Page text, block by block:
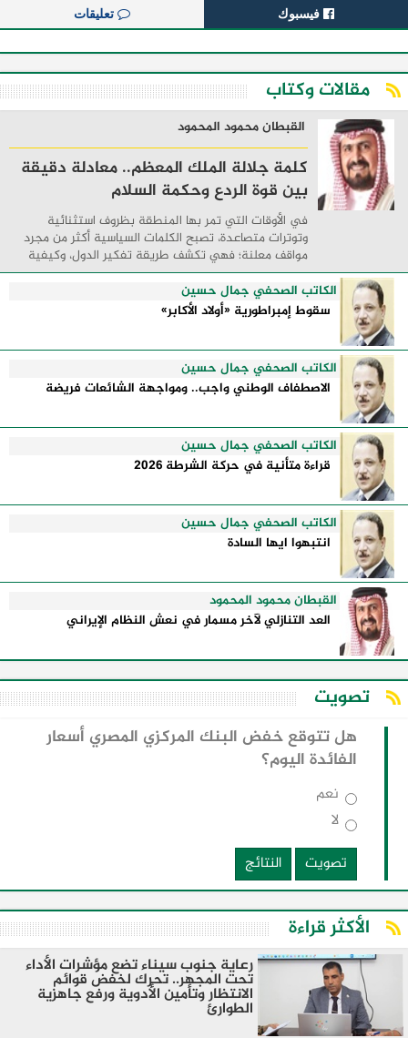
فيسبوك تعليقات
مقالات وكتاب
القبطان محمود المحمود
كلمة جلالة الملك المعظم.. معادلة دقيقة
بين قوة الردع وحكمة السلام
في الأوقات التي تمر بها المنطقة بظروف استثنائية
وتوترات متصاعدة، تصبح الكلمات السياسية أكثر من مجرد
مواقف معلنة؛ فهي تكشف طريقة تفكير الدول، وكيفية
إدارتها للأزمات، والحدود التي تفصل بين القوة ...
الكاتب الصحفي جمال حسين
سقوط إمبراطورية «أولاد الأكابر»
الكاتب الصحفي جمال حسين
الاصطفاف الوطني واجب.. ومواجهة الشائعات فريضة
الكاتب الصحفي جمال حسين
قراءة متأنية في حركة الشرطة 2026
الكاتب الصحفي جمال حسين
انتبهوا ايها السادة
القبطان محمود المحمود
العد التنازلي لآخر مسمار في نعش النظام الإيراني
تصويت
هل تتوقع خفض البنك المركزي المصري أسعار
الفائدة اليوم؟
نعم
لا
تصويت
النتائج
الأكثر قراءة
رعاية جنوب سيناء تضع مؤشرات الأداء
تحت المجهر.. تحرك لخفض قوائم
الانتظار وتأمين الأدوية ورفع جاهزية
الطوارئ